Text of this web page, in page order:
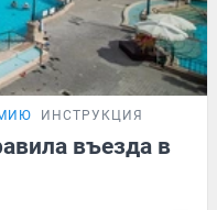
ИНСТРУКЦИЯ
въезда в